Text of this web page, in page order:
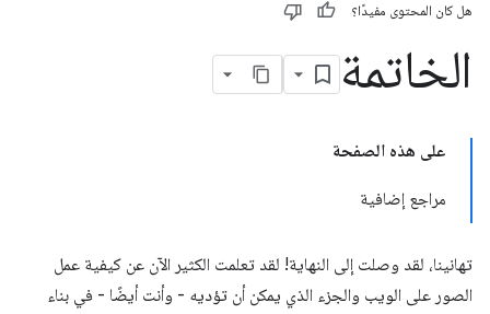
هل كان المحتوى مفيدًا؟
الخاتمة
على هذه الصفحة
مراجع إضافية
تهانينا، لقد وصلت إلى النهاية! لقد تعلمت الكثير الآن عن كيفية عمل
الصور على الويب والجزء الذي يمكن أن تؤديه - وأنت أيضًا - في بناء